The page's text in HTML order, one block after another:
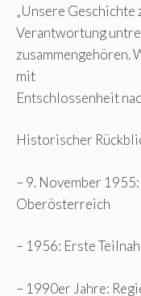
„Unsere Geschichte
Verantwortung
zusammengehören.
mit
Entschlossenheit
Historischer
– 9. November
Oberösterreich
– 1956: Erste
– 1990er Jahre: